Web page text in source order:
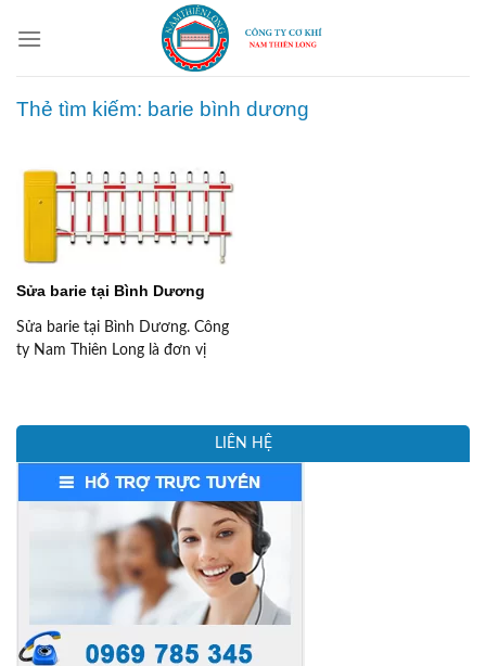
Thẻ tìm kiếm: barie bình dương
Sửa barie tại Bình Dương
Sửa barie tại Bình Dương. Công
ty Nam Thiên Long là đơn vị
SỬA BARIE TẠI BÌNH DƯƠNG
Barrier tự động là thiết bị được
LIÊN HỆ